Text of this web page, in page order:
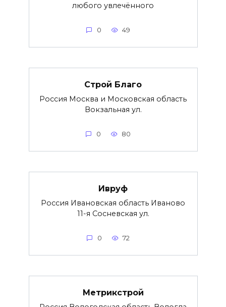
любого увлечённого
0 49
Строй Благо
Россия Москва и Московская область
Вокзальная ул.
0 80
Ивруф
Россия Ивановская область Иваново
11-я Сосневская ул.
0 72
Метрикстрой